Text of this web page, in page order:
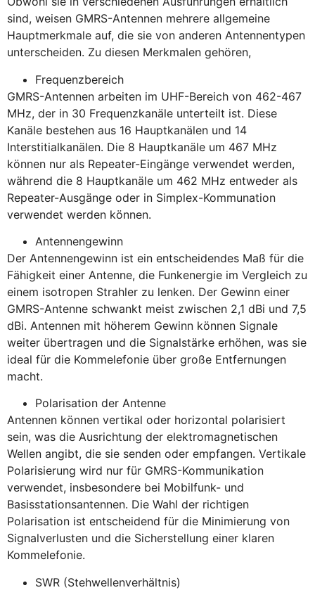
sind, weisen GMRS-Antennen mehrere allgemeine
Hauptmerkmale auf, die sie von anderen Antennentypen
unterscheiden. Zu diesen Merkmalen gehören,
Frequenzbereich
GMRS-Antennen arbeiten im UHF-Bereich von 462-467
MHz, der in 30 Frequenzkanäle unterteilt ist. Diese
Kanäle bestehen aus 16 Hauptkanälen und 14
Interstitialkanälen. Die 8 Hauptkanäle um 467 MHz
können nur als Repeater-Eingänge verwendet werden,
während die 8 Hauptkanäle um 462 MHz entweder als
Repeater-Ausgänge oder in Simplex-Kommunation
verwendet werden können.
Antennengewinn
Der Antennengewinn ist ein entscheidendes Maß für die
Fähigkeit einer Antenne, die Funkenergie im Vergleich zu
einem isotropen Strahler zu lenken. Der Gewinn einer
GMRS-Antenne schwankt meist zwischen 2,1 dBi und 7,5
dBi. Antennen mit höherem Gewinn können Signale
weiter übertragen und die Signalstärke erhöhen, was sie
ideal für die Kommelefonie über große Entfernungen
macht.
Polarisation der Antenne
Antennen können vertikal oder horizontal polarisiert
sein, was die Ausrichtung der elektromagnetischen
Wellen angibt, die sie senden oder empfangen. Vertikale
Polarisierung wird nur für GMRS-Kommunikation
verwendet, insbesondere bei Mobilfunk- und
Basisstationsantennen. Die Wahl der richtigen
Polarisation ist entscheidend für die Minimierung von
Signalverlusten und die Sicherstellung einer klaren
Kommelefonie.
SWR (Stehwellenverhältnis)